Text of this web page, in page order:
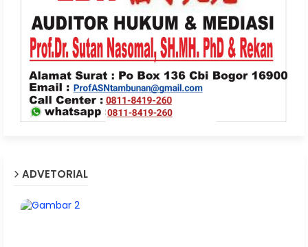
ADVETORIAL